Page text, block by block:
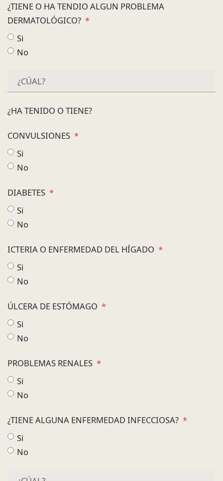
¿TIENE O HA TENDIO ALGUN PROBLEMA
DERMATOLÓGICO? *
Si
No
¿HA TENIDO O TIENE?
CONVULSIONES *
Si
No
DIABETES *
Si
No
ICTERIA O ENFERMEDAD DEL HÍGADO *
Si
No
ÚLCERA DE ESTÓMAGO *
Si
No
PROBLEMAS RENALES *
Si
No
¿TIENE ALGUNA ENFERMEDAD INFECCIOSA? *
Si
No